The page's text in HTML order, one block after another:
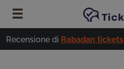
Vai al contenuto principale
Recensione di Rabadan tickets